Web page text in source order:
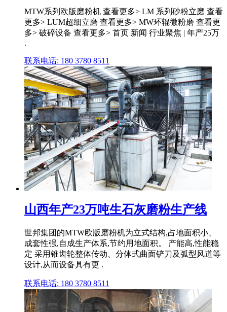
MTW系列欧版磨粉机 查看更多> LM 系列砂粉立磨 查看
更多> LUM超细立磨 查看更多> MW环辊微粉磨 查看更
多> 破碎设备 查看更多> 首页 新闻 行业聚焦 | 年产25万
.
联系电话: 180 3780 8511
山西年产23万吨生石灰磨粉生产线
世邦集团的MTW欧版磨粉机为立式结构,占地面积小、
成套性强,自成生产体系,节约用地面积。 产能高,性能稳
定 采用锥齿轮整体传动、分体式曲面铲刀及弧型风道等
设计,从而设备具有更 .
联系电话: 180 3780 8511